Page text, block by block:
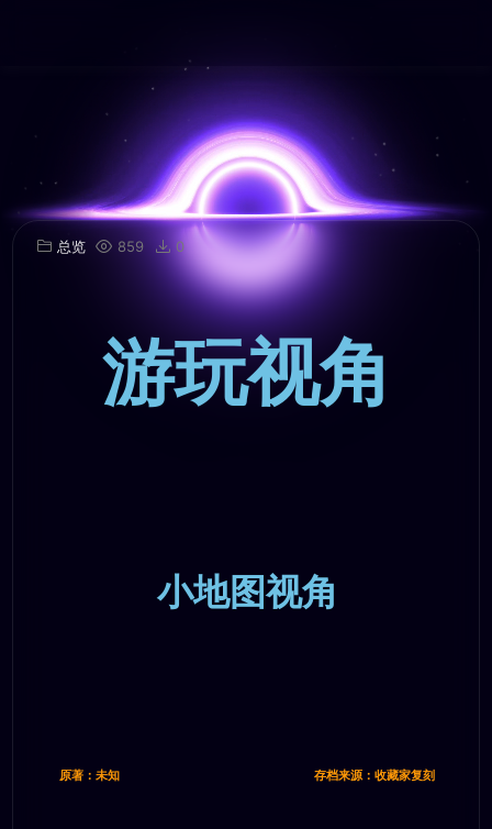
总览 859 0
游玩视角
小地图视角
原著：未知 存档来源：收藏家复刻